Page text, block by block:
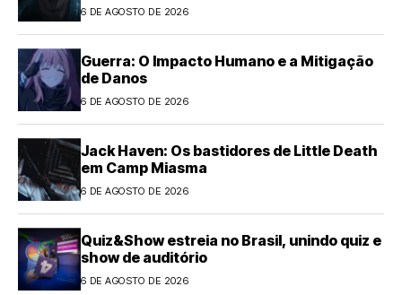
6 DE AGOSTO DE 2026
Guerra: O Impacto Humano e a Mitigação
de Danos
6 DE AGOSTO DE 2026
Jack Haven: Os bastidores de Little Death
em Camp Miasma
6 DE AGOSTO DE 2026
Quiz&Show estreia no Brasil, unindo quiz e
show de auditório
6 DE AGOSTO DE 2026